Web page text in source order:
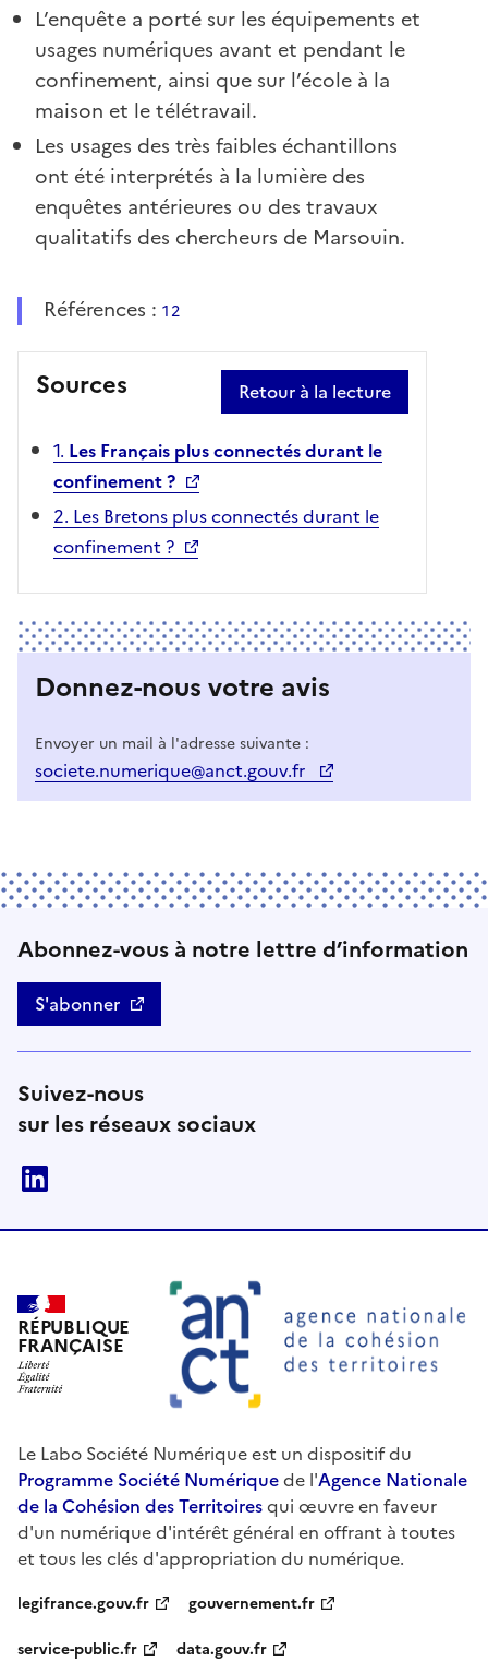
L’enquête a porté sur les équipements et
usages numériques avant et pendant le
confinement, ainsi que sur l’école à la
maison et le télétravail.
Les usages des très faibles échantillons
ont été interprétés à la lumière des
enquêtes antérieures ou des travaux
qualitatifs des chercheurs de Marsouin.
Références : 12
Sources Retour à la lecture
1. Les Français plus connectés durant le
confinement ?
2. Les Bretons plus connectés durant le
confinement ?
Donnez-nous votre avis
Envoyer un mail à l'adresse suivante :
societe.numerique@anct.gouv.fr
Abonnez-vous à notre lettre d’information
S'abonner
Suivez-nous
sur les réseaux sociaux
RÉPUBLIQUE
FRANÇAISE
Le Labo Société Numérique est un dispositif du
Programme Société Numériquede l'Agence Nationale
de la Cohésion des Territoiresqui œuvre en faveur
d'un numérique d'intérêt général en offrant à toutes
et tous les clés d'appropriation du numérique.
legifrance.gouv.fr
gouvernement.fr
service-public.fr
data.gouv.fr